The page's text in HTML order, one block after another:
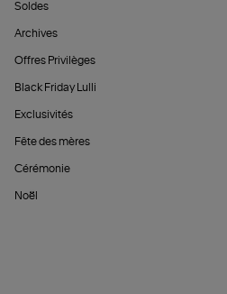
Soldes
Archives
Offres Privilèges
Black Friday Lulli
Exclusivités
Fête des mères
Cérémonie
Noël